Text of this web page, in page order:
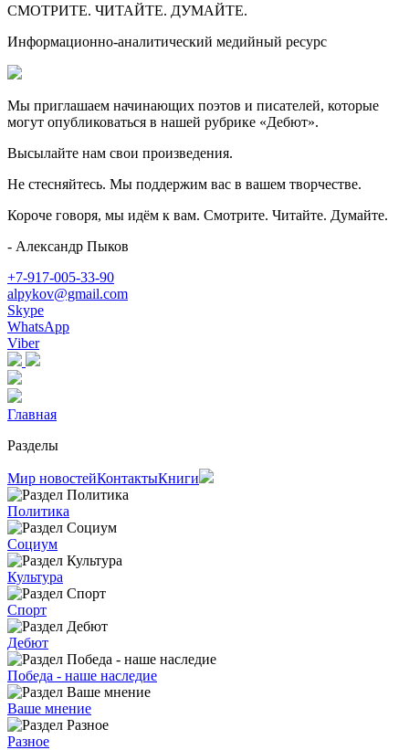
СМОТРИТЕ. ЧИТАЙТЕ. ДУМАЙТЕ.
Информационно-аналитический медийный ресурс
Мы приглашаем начинающих поэтов и писателей, которые
могут опубликоваться в нашей рубрике «Дебют».
Высылайте нам свои произведения.
Не стесняйтесь. Мы поддержим вас в вашем творчестве.
Короче говоря, мы идём к вам. Смотрите. Читайте. Думайте.
- Александр Пыков
+7-917-005-33-90
alpykov@gmail.com
Skype
WhatsApp
Viber
Главная
Разделы
Мир новостейКонтактыКниги
Политика
Социум
Культура
Спорт
Дебют
Победа - наше наследие
Ваше мнение
Разное